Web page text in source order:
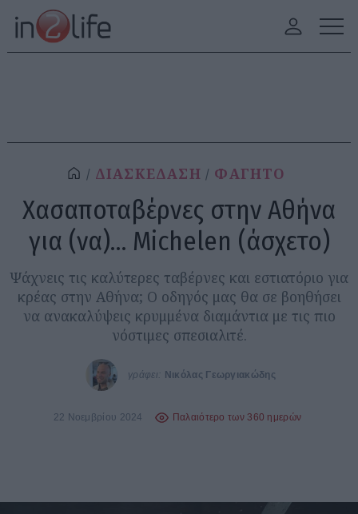
ΔΙΑΣΚΕΔΑΣΗ ΦΑΓΗΤΟ
Χασαποταβέρνες στην Αθήνα
για (να)… Michelen (άσχετο)
Ψάχνεις τις καλύτερες ταβέρνες και εστιατόριο για
κρέας στην Αθήνα; Ο οδηγός μας θα σε βοηθήσει
να ανακαλύψεις κρυμμένα διαμάντια με τις πιο
νόστιμες σπεσιαλιτέ.
γράφει: Νικόλας Γεωργιακώδης
22 Νοεμβρίου 2024 Παλαιότερο των 360 ημερών